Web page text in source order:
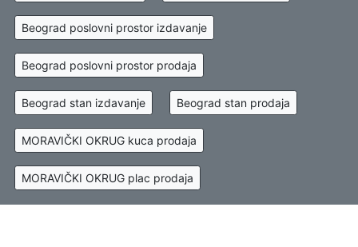
Beograd poslovni prostor izdavanje
Beograd poslovni prostor prodaja
Beograd stan izdavanje Beograd stan prodaja
MORAVIČKI OKRUG kuca prodaja
MORAVIČKI OKRUG plac prodaja